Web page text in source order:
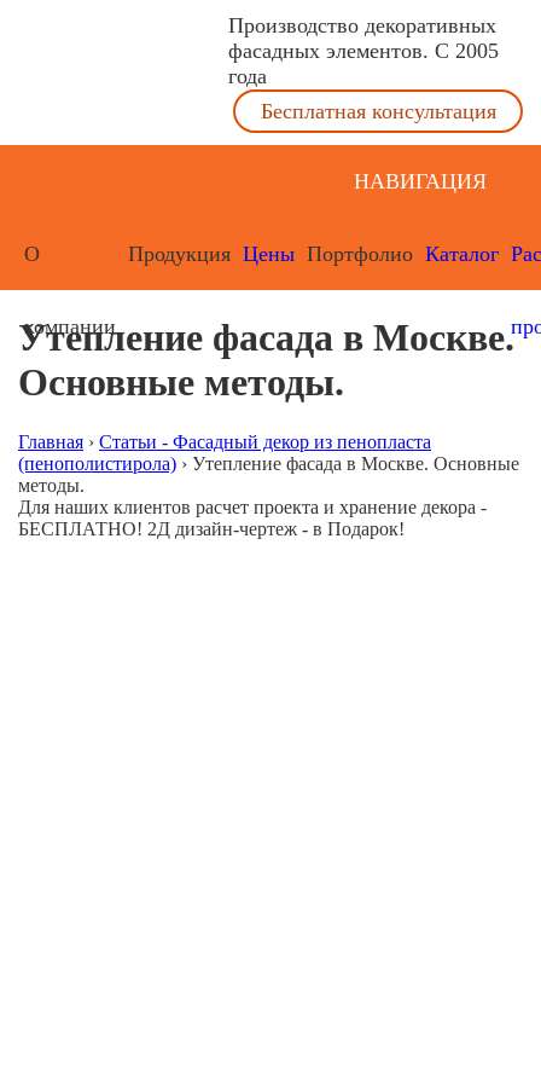
Производство декоративных
фасадных элементов. С 2005
года
Бесплатная консультация
НАВИГАЦИЯ
О
компании
Продукция Цены Портфолио Каталог
Утепление фасада в Москве.
Основные методы.
Главная › Статьи - Фасадный декор из пенопласта
(пенополистирола) › Утепление фасада в Москве. Основные
методы.
Для наших клиентов расчет проекта и хранение декора -
БЕСПЛАТНО! 2Д дизайн-чертеж - в Подарок!